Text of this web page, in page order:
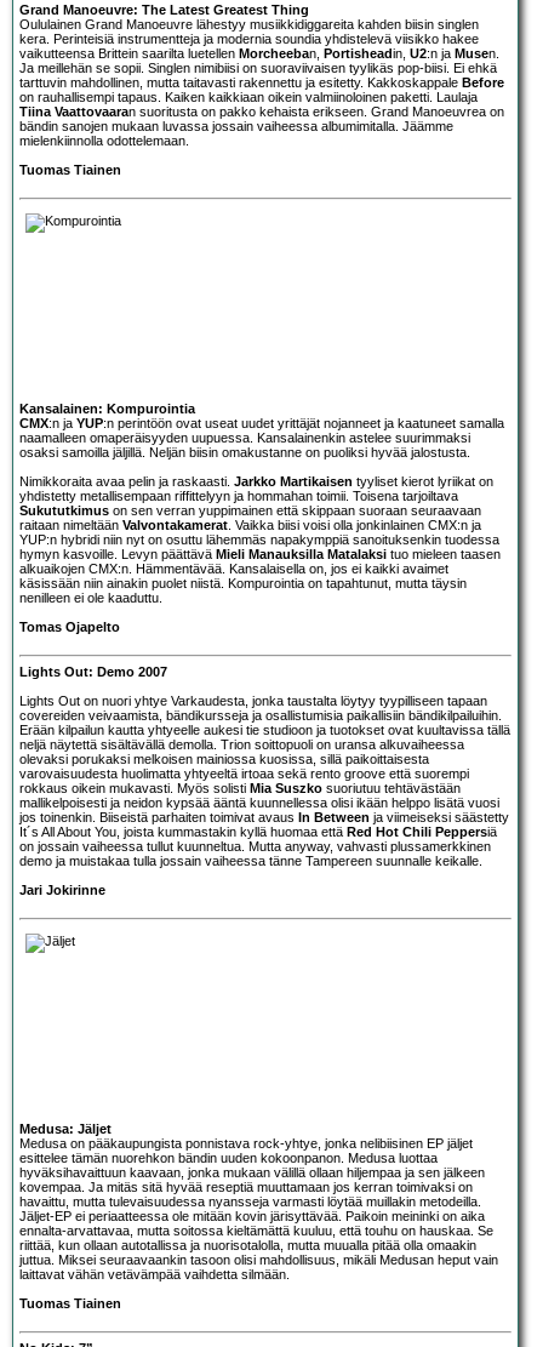
Grand Manoeuvre: The Latest Greatest Thing
Oululainen Grand Manoeuvre lähestyy musiikkidiggareita kahden biisin singlen
kera. Perinteisiä instrumentteja ja modernia soundia yhdistelevä viisikko hakee
vaikutteensa Brittein saarilta luetellen Morcheeban, Portisheadin, U2:n ja Musen.
Ja meillehän se sopii. Singlen nimibiisi on suoraviivaisen tyylikäs pop-biisi. Ei ehkä
tarttuvin mahdollinen, mutta taitavasti rakennettu ja esitetty. Kakkoskappale Before
on rauhallisempi tapaus. Kaiken kaikkiaan oikein valmiinoloinen paketti. Laulaja
Tiina Vaattovaaran suoritusta on pakko kehaista erikseen. Grand Manoeuvrea on
bändin sanojen mukaan luvassa jossain vaiheessa albumimitalla. Jäämme
mielenkiinnolla odottelemaan.
Tuomas Tiainen
Kansalainen: Kompurointia
CMX:n ja YUP:n perintöön ovat useat uudet yrittäjät nojanneet ja kaatuneet samalla
naamalleen omaperäisyyden uupuessa. Kansalainenkin astelee suurimmaksi
osaksi samoilla jäljillä. Neljän biisin omakustanne on puoliksi hyvää jalostusta.
Nimikkoraita avaa pelin ja raskaasti. Jarkko Martikaisen tyyliset kierot lyriikat on
yhdistetty metallisempaan riffittelyyn ja hommahan toimii. Toisena tarjoiltava
Sukututkimus on sen verran yuppimainen että skippaan suoraan seuraavaan
raitaan nimeltään Valvontakamerat . Vaikka biisi voisi olla jonkinlainen CMX:n ja
YUP:n hybridi niin nyt on osuttu lähemmäs napakymppiä sanoituksenkin tuodessa
hymyn kasvoille. Levyn päättävä Mieli Manauksilla Matalaksi tuo mieleen taasen
alkuaikojen CMX:n. Hämmentävää. Kansalaisella on, jos ei kaikki avaimet
käsissään niin ainakin puolet niistä. Kompurointia on tapahtunut, mutta täysin
nenilleen ei ole kaaduttu.
Tomas Ojapelto
Lights Out: Demo 2007
Lights Out on nuori yhtye Varkaudesta, jonka taustalta löytyy tyypilliseen tapaan
covereiden veivaamista, bändikursseja ja osallistumisia paikallisiin bändikilpailuihin.
Erään kilpailun kautta yhtyeelle aukesi tie studioon ja tuotokset ovat kuultavissa tällä
neljä näytettä sisältävällä demolla. Trion soittopuoli on uransa alkuvaiheessa
olevaksi porukaksi melkoisen mainiossa kuosissa, sillä paikoittaisesta
varovaisuudesta huolimatta yhtyeeltä irtoaa sekä rento groove että suorempi
rokkaus oikein mukavasti. Myös solisti Mia Suszko suoriutuu tehtävästään
mallikelpoisesti ja neidon kypsää ääntä kuunnellessa olisi ikään helppo lisätä vuosi
jos toinenkin. Biiseistä parhaiten toimivat avaus In Between ja viimeiseksi säästetty
It´s All About You, joista kummastakin kyllä huomaa että Red Hot Chili Peppersiä
on jossain vaiheessa tullut kuunneltua. Mutta anyway, vahvasti plussamerkkinen
demo ja muistakaa tulla jossain vaiheessa tänne Tampereen suunnalle keikalle.
Jari Jokirinne
Medusa: Jäljet
Medusa on pääkaupungista ponnistava rock-yhtye, jonka nelibiisinen EP jäljet
esittelee tämän nuorehkon bändin uuden kokoonpanon. Medusa luottaa
hyväksihavaittuun kaavaan, jonka mukaan välillä ollaan hiljempaa ja sen jälkeen
kovempaa. Ja mitäs sitä hyvää reseptiä muuttamaan jos kerran toimivaksi on
havaittu, mutta tulevaisuudessa nyansseja varmasti löytää muillakin metodeilla.
Jäljet-EP ei periaatteessa ole mitään kovin järisyttävää. Paikoin meininki on aika
ennalta-arvattavaa, mutta soitossa kieltämättä kuuluu, että touhu on hauskaa. Se
riittää, kun ollaan autotallissa ja nuorisotalolla, mutta muualla pitää olla omaakin
juttua. Miksei seuraavaankin tasoon olisi mahdollisuus, mikäli Medusan heput vain
laittavat vähän vetävämpää vaihdetta silmään.
Tuomas Tiainen